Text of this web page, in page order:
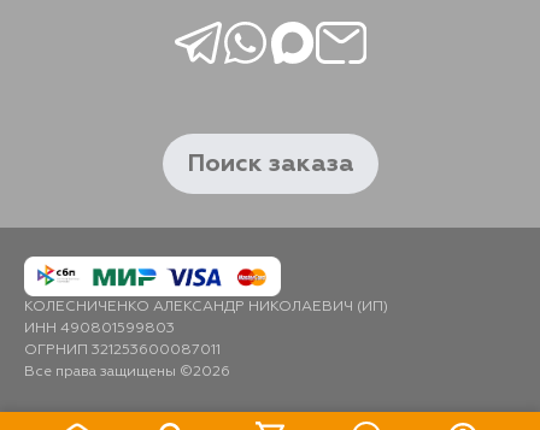
Поиск заказа
КОЛЕСНИЧЕНКО АЛЕКСАНДР НИКОЛАЕВИЧ (ИП)
ИНН 490801599803
ОГРНИП 321253600087011
Все права защищены ©2026